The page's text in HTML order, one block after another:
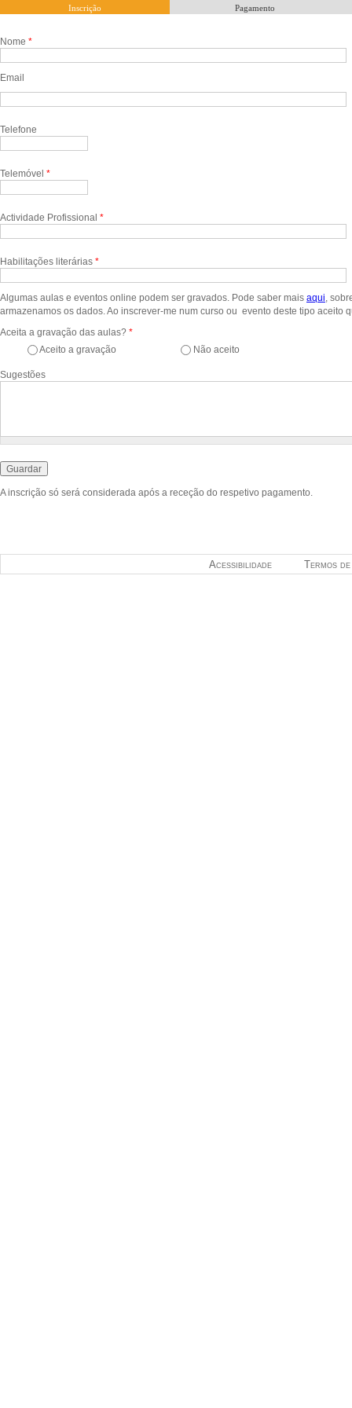
Inscrição Pagamento
Nome *
Email
Telefone
Telemóvel *
Actividade Profissional *
Habilitações literárias *
Algumas aulas e eventos online podem ser gravados. Pode saber mais aqui ,
armazenamos os dados. Ao inscrever-me num curso ou evento deste tipo aceito
Aceita a gravação das aulas? *
Aceito a gravação
Não aceito
Sugestões
A inscrição só será considerada após a receção do respetivo pagamento.
Termos
Acessibilidade